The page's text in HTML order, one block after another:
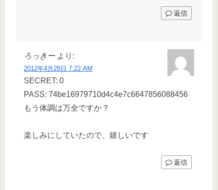
返信
ろっきー より:
2012年4月28日 7:22 AM
SECRET: 0
PASS: 74be16979710d4c4e7c6647856088456
もう体調は万全ですか？
楽しみにしていたので、嬉しいです
返信